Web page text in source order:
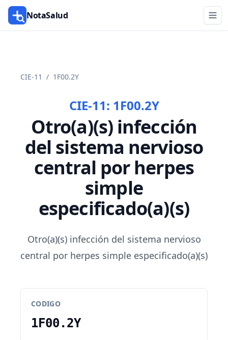
NotaSalud
CIE-11 / 1F00.2Y
CIE-11: 1F00.2Y
Otro(a)(s) infección
del sistema nervioso
central por herpes
simple
especificado(a)(s)
Otro(a)(s) infección del sistema nervioso
central por herpes simple especificado(a)(s)
CODIGO
1F00.2Y